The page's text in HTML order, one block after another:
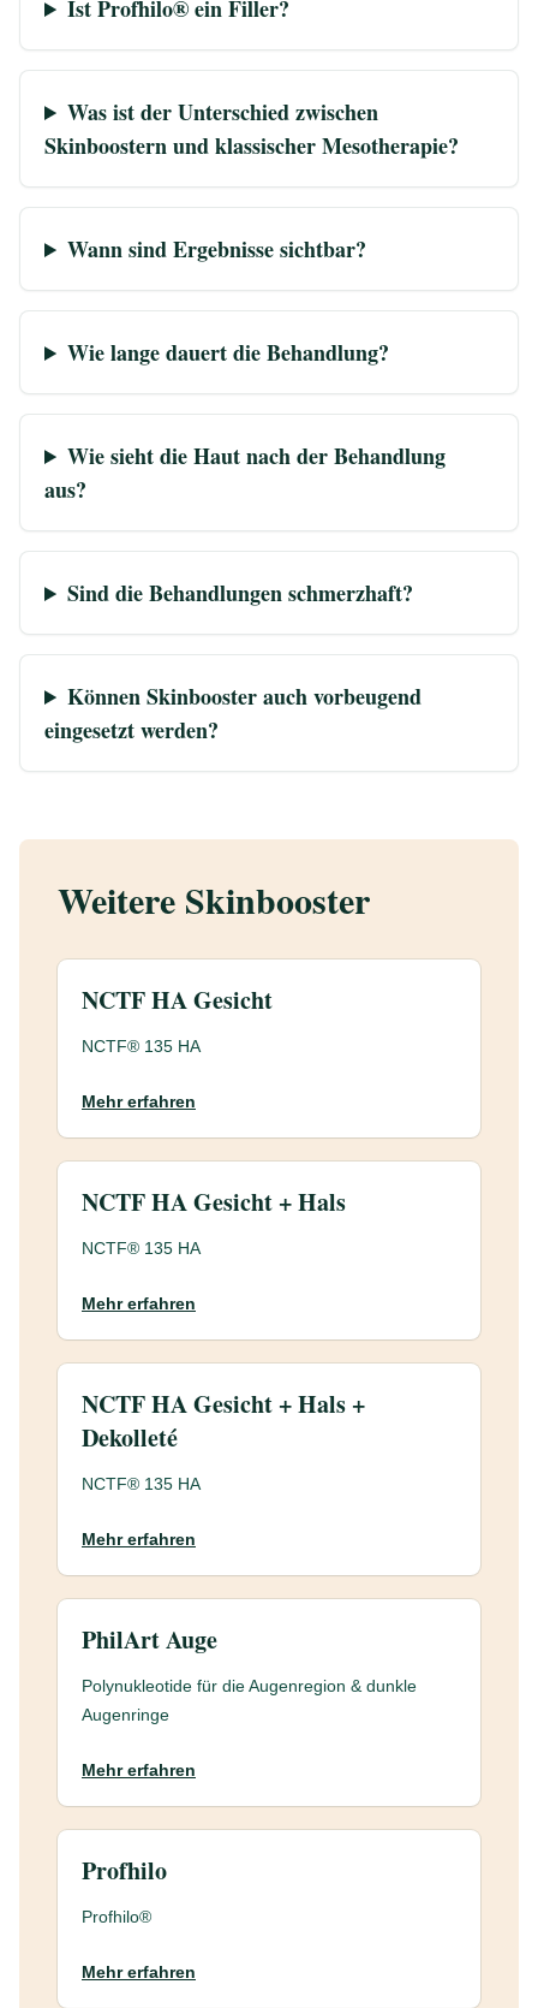
Ist Profhilo® ein Filler?
Was ist der Unterschied zwischen
Skinboostern und klassischer Mesotherapie?
Wann sind Ergebnisse sichtbar?
Wie lange dauert die Behandlung?
Wie sieht die Haut nach der Behandlung
aus?
Sind die Behandlungen schmerzhaft?
Können Skinbooster auch vorbeugend
eingesetzt werden?
Weitere Skinbooster
NCTF HA Gesicht
NCTF® 135 HA
Mehr erfahren
NCTF HA Gesicht + Hals
NCTF® 135 HA
Mehr erfahren
NCTF HA Gesicht + Hals +
Dekolleté
NCTF® 135 HA
Mehr erfahren
PhilArt Auge
Polynukleotide für die Augenregion & dunkle
Augenringe
Mehr erfahren
Profhilo
Profhilo®
Mehr erfahren